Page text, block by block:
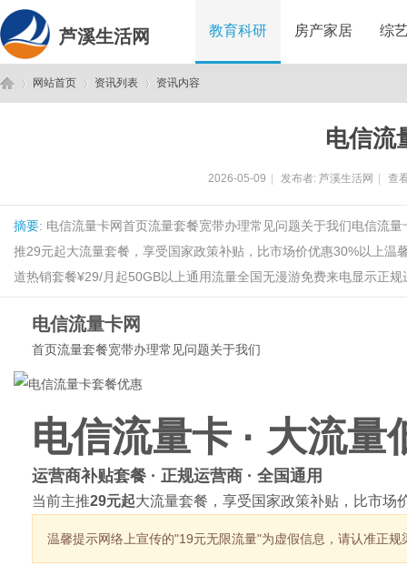
芦溪生活网 教育科研 房产家居 综
网站首页 资讯列表 资讯内容
电信流
2026-05-09 发布者: 芦溪生活网 查
摘要: 电信流量卡网首页流量套餐宽带办理常见问题关于我们电信流
推29元起大流量套餐，享受国家政策补贴，比市场价优惠30%以上
道热销套餐¥29/月起50GB以上通用流量全国无漫游免费来电显示正
电信流量卡网
首页流量套餐宽带办理常见问题关于我们
电信流量卡 · 大流量
运营商补贴套餐 · 正规运营商 · 全国通用
当前主推29元起大流量套餐，享受国家政策补贴，比市场
温馨提示网络上宣传的"19元无限流量"为虚假信息，请认准正规